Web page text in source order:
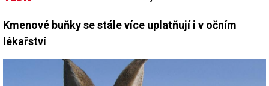
Kmenové buňky se stále více uplatňují i v očním
lékařství